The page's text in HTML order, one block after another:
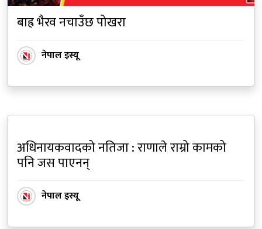
बाह्र भैरव नचाउँछ पोखरा
नेपाल इस्यू
अधिनायकवादको नतिजा : राणाले राम्रो कामको
पनि जस पाएनन्
नेपाल इस्यू